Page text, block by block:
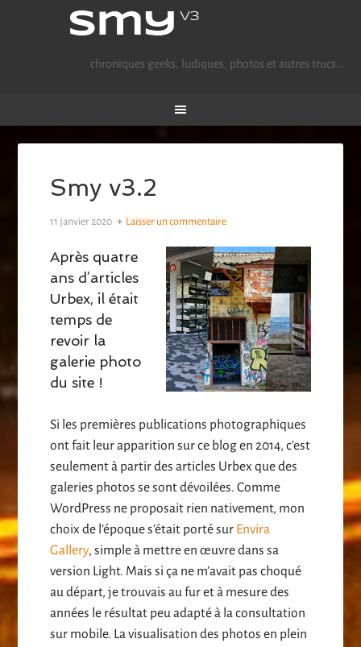
chroniques geeks, ludiques, photos et autres trucs…
Smy v3.2
11 janvier 2020 Laisser un commentaire
Après quatre
ans d’articles
Urbex, il était
temps de
revoir la
galerie photo
du site !
Si les premières publications photographiques
ont fait leur apparition sur ce blog en 2014, c’est
seulement à partir des articles Urbex que des
galeries photos se sont dévoilées. Comme
WordPress ne proposait rien nativement, mon
choix de l’époque s’était porté sur Envira
Gallery, simple à mettre en œuvre dans sa
version Light. Mais si ça ne m’avait pas choqué
au départ, je trouvais au fur et à mesure des
années le résultat peu adapté à la consultation
sur mobile. La visualisation des photos en plein